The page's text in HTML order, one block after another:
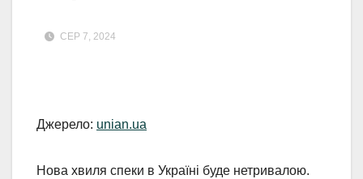
СЕР 7, 2024
Джерело: unian.ua
Нова хвиля спеки в Україні буде нетривалою.